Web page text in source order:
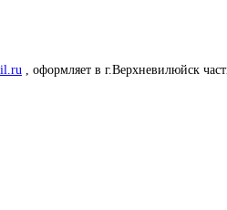
, оформляет в г.Верхневилюйск